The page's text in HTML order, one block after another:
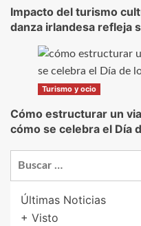
Impacto del turismo
danza irlandesa refleja
Turismo y ocio
Cómo estructurar un
cómo se celebra el Día
Últimas Noticias
+ Visto